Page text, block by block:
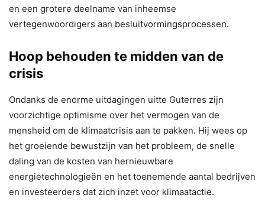
en een grotere deelname van inheemse
vertegenwoordigers aan besluitvormingsprocessen.
Hoop behouden te midden van de
crisis
Ondanks de enorme uitdagingen uitte Guterres zijn
voorzichtige optimisme over het vermogen van de
mensheid om de klimaatcrisis aan te pakken. Hij wees op
het groeiende bewustzijn van het probleem, de snelle
daling van de kosten van hernieuwbare
energietechnologieën en het toenemende aantal bedrijven
en investeerders dat zich inzet voor klimaatactie.